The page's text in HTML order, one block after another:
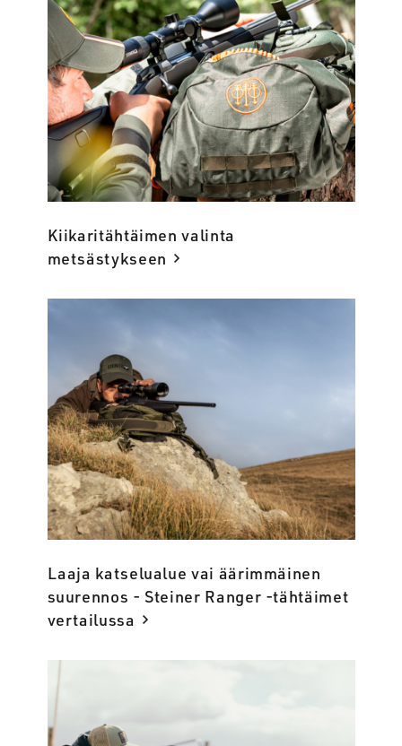
Kiikaritähtäimen valinta
metsästykseen
Laaja katselualue vai äärimmäinen
suurennos - Steiner Ranger -tähtäimet
vertailussa